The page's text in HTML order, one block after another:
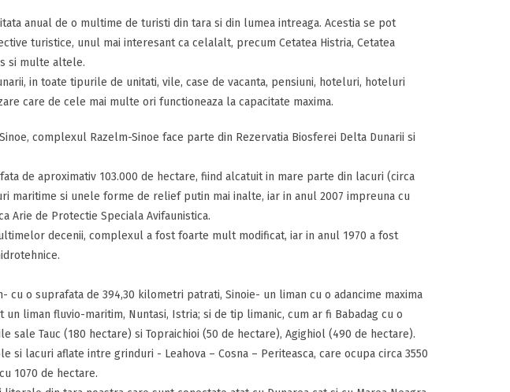
anual de o multime de turisti din tara si din lumea intreaga. Acestia se pot
turistice, unul mai interesant ca celalalt, precum Cetatea Histria, Cetatea
si multe altele.
in toate tipurile de unitati, vile, case de vacanta, pensiuni, hoteluri, hoteluri
care de cele mai multe ori functioneaza la capacitate maxima.
complexul Razelm-Sinoe face parte din Rezervatia Biosferei Delta Dunarii si
de aproximativ 103.000 de hectare, fiind alcatuit in mare parte din lacuri (circa
maritime si unele forme de relief putin mai inalte, iar in anul 2007 impreuna cu
Arie de Protectie Speciala Avifaunistica.
decenii, complexul a fost foarte mult modificat, iar in anul 1970 a fost
o suprafata de 394,30 kilometri patrati, Sinoie- un liman cu o adancime maxima
liman fluvio-maritim, Nuntasi, Istria; si de tip limanic, cum ar fi Babadag cu o
sale Tauc (180 hectare) si Topraichioi (50 de hectare), Agighiol (490 de hectare).
si lacuri aflate intre grinduri - Leahova – Cosna – Periteasca, care ocupa circa 3550
1070 de hectare.